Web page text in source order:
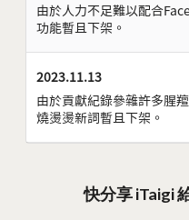
由於人力不足難以配合
功能暫且下架。
2023.11.13
由於貢獻紀錄參雜許多腥
燒燙燙新詞暫且下架。
快分享 iTaigi